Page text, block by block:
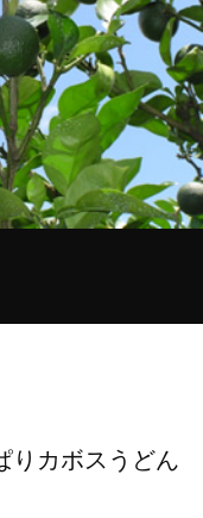
りカボスうどん